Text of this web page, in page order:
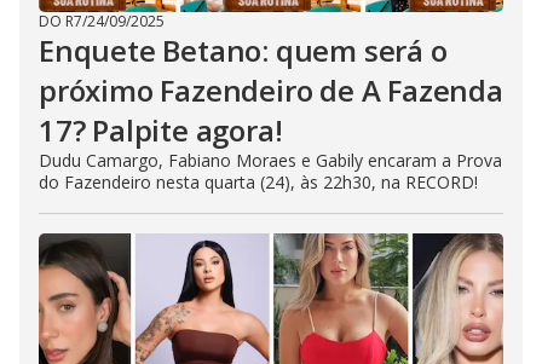
DO R7/24/09/2025
Enquete Betano: quem será o
próximo Fazendeiro de A Fazenda
17? Palpite agora!
Dudu Camargo, Fabiano Moraes e Gabily encaram a Prova
do Fazendeiro nesta quarta (24), às 22h30, na RECORD!